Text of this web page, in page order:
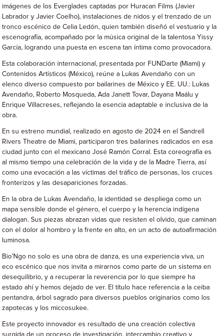
imágenes de los Everglades captadas por Huracan Films (Javier
Labrador y Javier Coelho), instalaciones de nidos y el trenzado de un
tronco escénico de Celia Ledón, quien también diseñó el vestuario y la
escenografía, acompañado por la música original de la talentosa Yissy
García, logrando una puesta en escena tan íntima como provocadora.
Esta colaboración internacional, presentada por FUNDarte (Miami) y
Contenidos Artísticos (México), reúne a Lukas Avendaño con un
elenco diverso compuesto por bailarines de México y EE. UU.: Lukas
Avendaño, Roberto Mosqueda, Ada Janett Tovar, Dayana Maálu y
Enrique Villacreses, reflejando la esencia adaptable e inclusiva de la
obra.
En su estreno mundial, realizado en agosto de 2024 en el Sandrell
Rivers Theatre de Miami, participaron tres bailarines radicados en esa
ciudad junto con el mexicano José Ramón Corral. Esta coreografía es
al mismo tiempo una celebración de la vida y de la Madre Tierra, así
como una evocación a las víctimas del tráfico de personas, los cruces
fronterizos y las desapariciones forzadas.
En la obra de Lukas Avendaño, la identidad se despliega como un
mapa sensible donde el género, el cuerpo y la herencia indígena
dialogan. Sus piezas abrazan vidas que resisten el olvido, que caminan
con el dolor al hombro y la frente en alto, en un acto de autoafirmación
luminosa.
Bio’Ngo no solo es una obra de danza, es una experiencia viva, un
eco escénico que nos invita a mirarnos como parte de un sistema en
desequilibrio, y a recuperar la reverencia por lo que siempre ha
estado ahí y hemos dejado de ver. El título hace referencia a la ceiba
pentandra, árbol sagrado para diversos pueblos originarios como los
zapotecas y los miccosukee.
Este proyecto innovador es resultado de una creación colectiva
surgida de un proceso de investigación, intercambio creativo y